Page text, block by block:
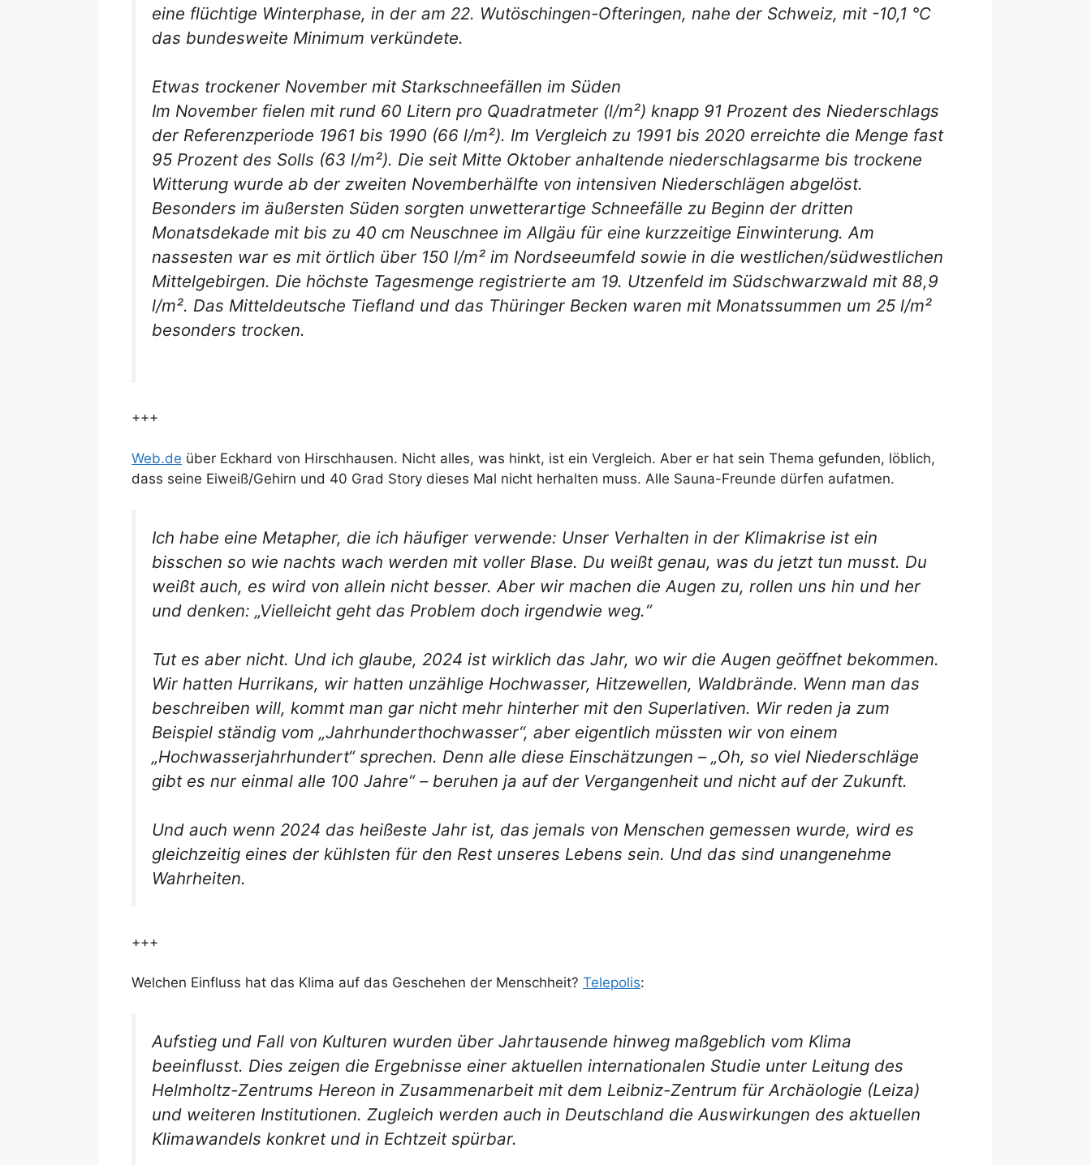
eine flüchtige Winterphase, in der am 22. Wutöschingen-Ofteringen, nahe der Schweiz, mit -10,1 °C
das bundesweite Minimum verkündete.
Etwas trockener November mit Starkschneefällen im Süden
Im November fielen mit rund 60 Litern pro Quadratmeter (l/m²) knapp 91 Prozent des Niederschlags
der Referenzperiode 1961 bis 1990 (66 l/m²). Im Vergleich zu 1991 bis 2020 erreichte die Menge fast
95 Prozent des Solls (63 l/m²). Die seit Mitte Oktober anhaltende niederschlagsarme bis trockene
Witterung wurde ab der zweiten Novemberhälfte von intensiven Niederschlägen abgelöst.
Besonders im äußersten Süden sorgten unwetterartige Schneefälle zu Beginn der dritten
Monatsdekade mit bis zu 40 cm Neuschnee im Allgäu für eine kurzzeitige Einwinterung. Am
nassesten war es mit örtlich über 150 l/m² im Nordseeumfeld sowie in die westlichen/südwestlichen
Mittelgebirgen. Die höchste Tagesmenge registrierte am 19. Utzenfeld im Südschwarzwald mit 88,9
l/m². Das Mitteldeutsche Tiefland und das Thüringer Becken waren mit Monatssummen um 25 l/m²
besonders trocken.
+++
Web.de über Eckhard von Hirschhausen. Nicht alles, was hinkt, ist ein Vergleich. Aber er hat sein Thema gefunden, löblich,
dass seine Eiweiß/Gehirn und 40 Grad Story dieses Mal nicht herhalten muss. Alle Sauna-Freunde dürfen aufatmen.
Ich habe eine Metapher, die ich häufiger verwende: Unser Verhalten in der Klimakrise ist ein
bisschen so wie nachts wach werden mit voller Blase. Du weißt genau, was du jetzt tun musst. Du
weißt auch, es wird von allein nicht besser. Aber wir machen die Augen zu, rollen uns hin und her
und denken: „Vielleicht geht das Problem doch irgendwie weg.“
Tut es aber nicht. Und ich glaube, 2024 ist wirklich das Jahr, wo wir die Augen geöffnet bekommen.
Wir hatten Hurrikans, wir hatten unzählige Hochwasser, Hitzewellen, Waldbrände. Wenn man das
beschreiben will, kommt man gar nicht mehr hinterher mit den Superlativen. Wir reden ja zum
Beispiel ständig vom „Jahrhunderthochwasser“, aber eigentlich müssten wir von einem
„Hochwasserjahrhundert“ sprechen. Denn alle diese Einschätzungen – „Oh, so viel Niederschläge
gibt es nur einmal alle 100 Jahre“ – beruhen ja auf der Vergangenheit und nicht auf der Zukunft.
Und auch wenn 2024 das heißeste Jahr ist, das jemals von Menschen gemessen wurde, wird es
gleichzeitig eines der kühlsten für den Rest unseres Lebens sein. Und das sind unangenehme
Wahrheiten.
+++
Welchen Einfluss hat das Klima auf das Geschehen der Menschheit? Telepolis:
Aufstieg und Fall von Kulturen wurden über Jahrtausende hinweg maßgeblich vom Klima
beeinflusst. Dies zeigen die Ergebnisse einer aktuellen internationalen Studie unter Leitung des
Helmholtz-Zentrums Hereon in Zusammenarbeit mit dem Leibniz-Zentrum für Archäologie (Leiza)
und weiteren Institutionen. Zugleich werden auch in Deutschland die Auswirkungen des aktuellen
Klimawandels konkret und in Echtzeit spürbar.